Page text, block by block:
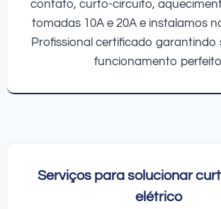
contato, curto-circuito,
tomadas 10A e 20A e instalamos
Profissional certificado garantindo
funcionamento
Serviços para solucionar
elétrico